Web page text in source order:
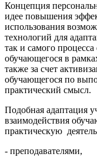
Концепция
идее повышения
использования
технологий для
так и самого
обучающегося в
также за счет
обучающегося по
практический смысл.
Подобная адаптация
взаимодействия
практическую
- преподавателями,